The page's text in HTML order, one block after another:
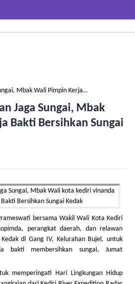
Mbak Wali Pimpin Kerja…
Jaga Sungai, Mbak
Bakti Bersihkan Sungai
bersama Wakil Wali Kota Kediri
perangkat daerah, dan relawan
di Gang IV, Kelurahan Bujel, untuk
bakti membersihkan sungai, Jumat
memperingati Hari Lingkungan Hidup